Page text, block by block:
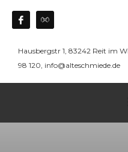
Hausbergstr 1, 83242 Reit im
98 120, info@alteschmiede.de